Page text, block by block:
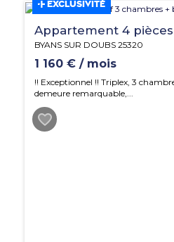
EXCLUSIVITÉ
Appartement 4 pièces
BYANS SUR DOUBS 25320
1 160 € / mois
!! Exceptionnel !! Triplex, 3 chambres, 1
demeure remarquable,...